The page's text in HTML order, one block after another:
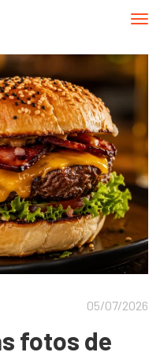
3
05/07/2026
fotos de